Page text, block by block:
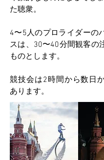
た聴衆。
4〜5人のプロライダーの
スは、30〜40分間観客の
ものとします。
競技会は2時間から数日
あります。